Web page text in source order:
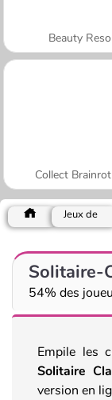
Beauty
Collect
Jeux de
Solitaire-
54% des
Empile les
Solitaire
version en